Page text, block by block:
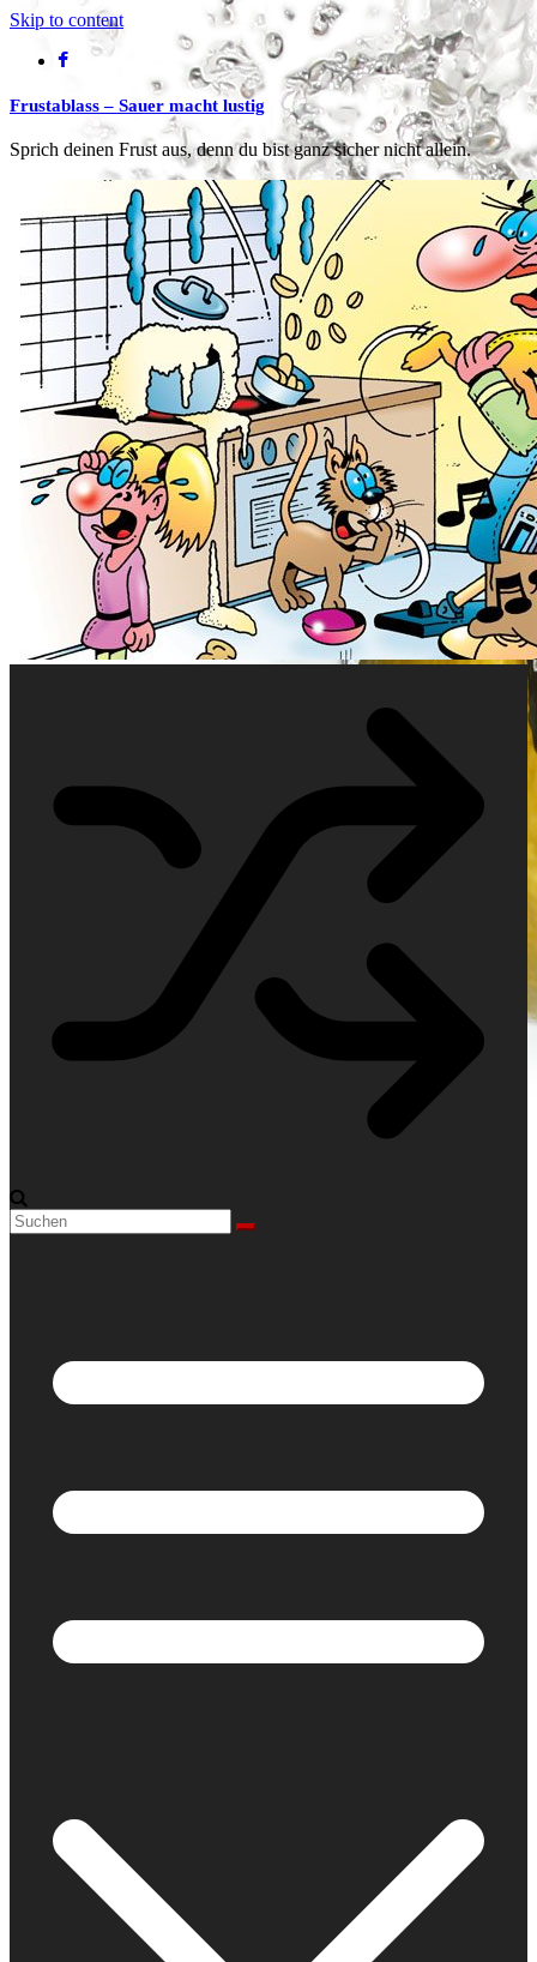
Skip to content
Frustablass – Sauer macht lustig
Sprich deinen Frust aus, denn du bist ganz sicher nicht allein.